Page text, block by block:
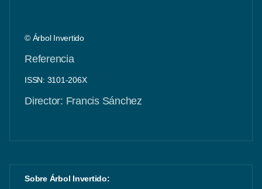
© Árbol Invertido
Referencia
ISSN: 3101-206X
Director: Francis Sánchez
Sobre Árbol Invertido: